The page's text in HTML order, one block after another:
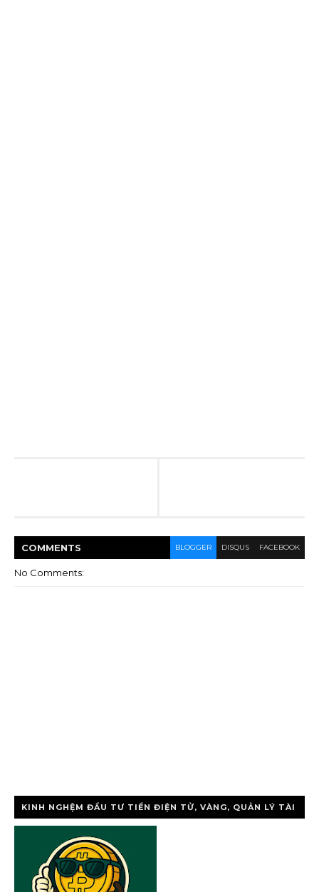
COMMENTS BLOGGER DISQUS FACEBOOK
No Comments:
KINH NGHỆM ĐẦU TƯ TIỀN ĐIỆN TỬ, VÀNG, QUẢN LÝ TÀI